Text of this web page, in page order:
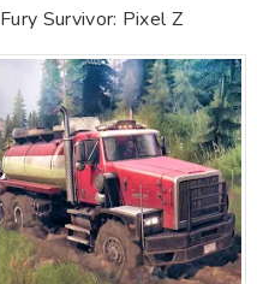
Fury Survivor: Pixel Z